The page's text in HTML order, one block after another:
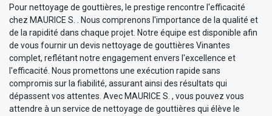
Pour nettoyage de gouttières, le prestige rencontre l'efficacité
chez MAURICE S. . Nous comprenons l'importance de la qualité et
de la rapidité dans chaque projet. Notre équipe est disponible afin
de vous fournir un devis nettoyage de gouttières Vinantes
complet, reflétant notre engagement envers l'excellence et
l'efficacité. Nous promettons une exécution rapide sans
compromis sur la fiabilité, assurant ainsi des résultats qui
dépassent vos attentes. Avec MAURICE S. , vous pouvez vous
attendre à un service de nettoyage de gouttières qui élève le